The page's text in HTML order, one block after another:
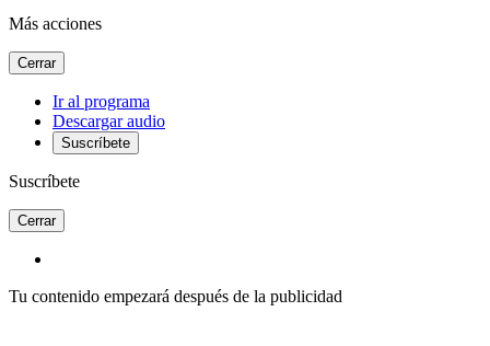
Más acciones
Cerrar
Ir al programa
Descargar audio
Suscríbete
Suscríbete
Cerrar
Tu contenido empezará después de la publicidad